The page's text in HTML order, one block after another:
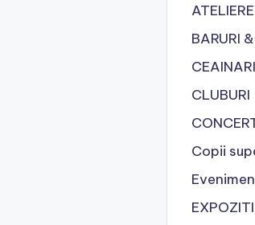
BARURI
CLUBURI
Copii